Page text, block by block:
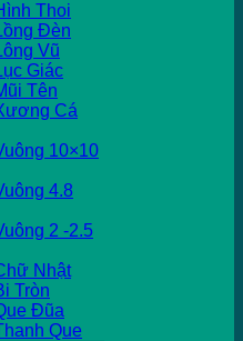
Thoi
Đèn
Vũ
Giác
Tên
Cá
10×10
4.8
2 -2.5
Nhật
Tròn
Đũa
Que